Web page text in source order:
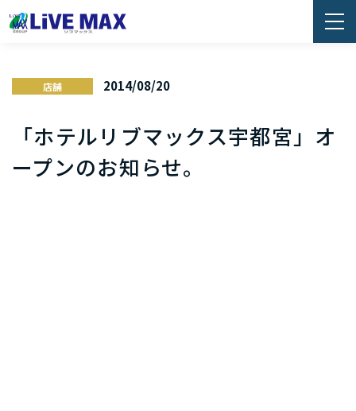
店舗 2014/08/20
「ホテルリブマックス宇都宮」オ
ープンのお知らせ。